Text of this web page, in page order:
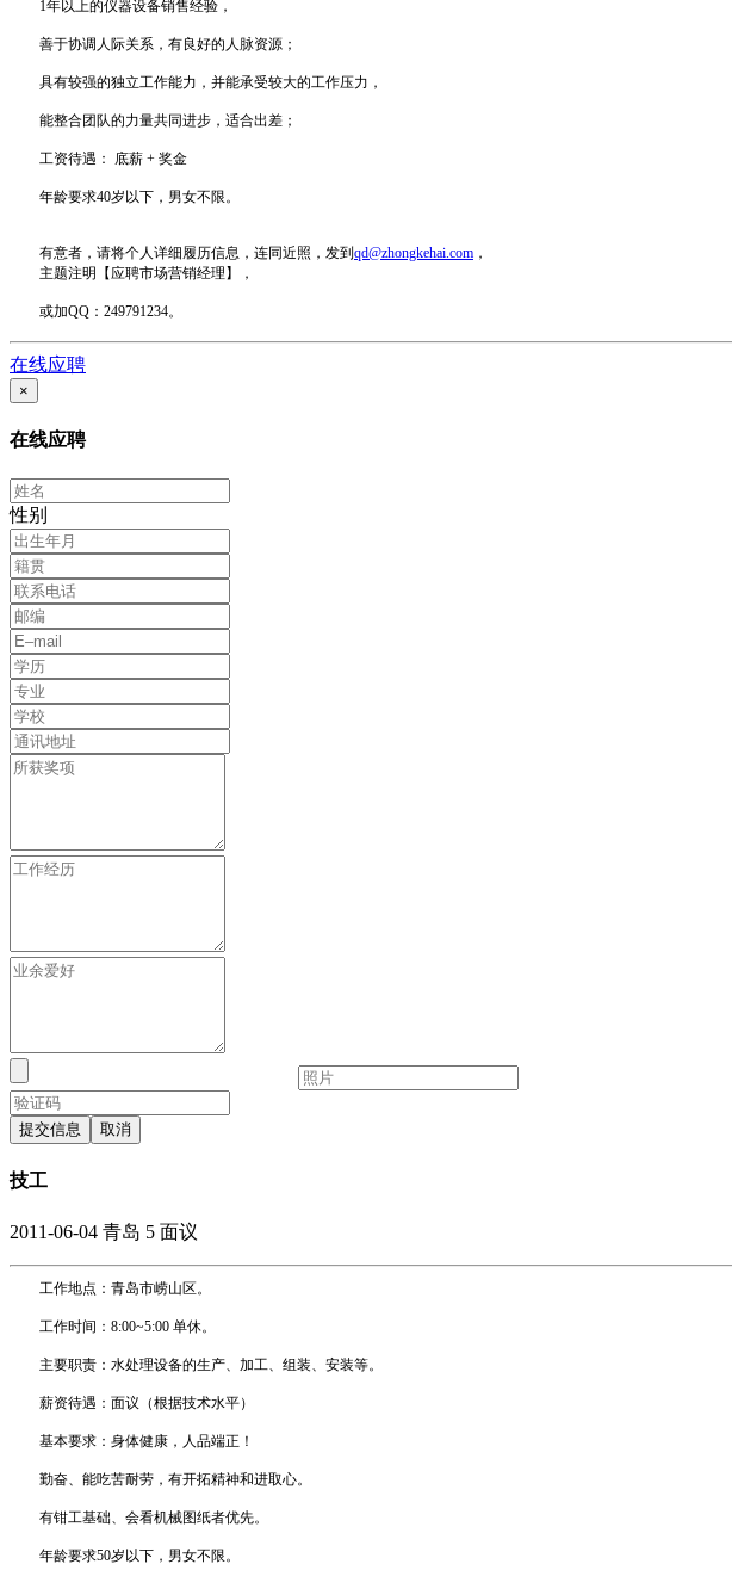
1年以上的仪器设备销售经验，
善于协调人际关系，有良好的人脉资源；
具有较强的独立工作能力，并能承受较大的工作压力，
能整合团队的力量共同进步，适合出差；
工资待遇： 底薪 + 奖金
年龄要求40岁以下，男女不限。
有意者，请将个人详细履历信息，连同近照，发到qd@zhongkehai.com ，
主题注明【应聘市场营销经理】，
或加QQ：249791234。
在线应聘
×
在线应聘
性别
提交信息 取消
技工
2011-06-04 青岛 5 面议
工作地点：青岛市崂山区。
工作时间：8:00~5:00 单休。
主要职责：水处理设备的生产、加工、组装、安装等。
薪资待遇：面议（根据技术水平）
基本要求：身体健康，人品端正！
勤奋、能吃苦耐劳，有开拓精神和进取心。
有钳工基础、会看机械图纸者优先。
年龄要求50岁以下，男女不限。